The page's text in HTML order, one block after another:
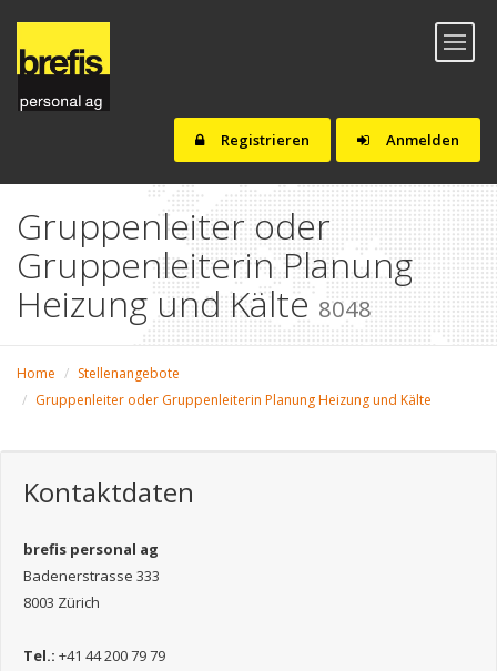
Anmelden
Registrieren
Toggle
Gruppenleiter oder
Gruppenleiterin Planung
Heizung und Kälte8048
Home
Stellenangebote
Gruppenleiter oder Gruppenleiterin Planung Heizung und Kälte
Kontaktdaten
brefis personal ag
Badenerstrasse 333
8003 Zürich
Tel.: +41 44 200 79 79